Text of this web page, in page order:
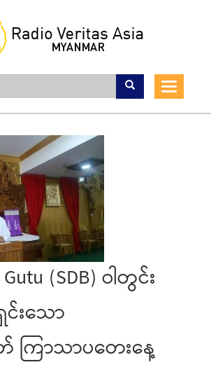
Toggle
(SDB) ဝါတွင်း
းသော
ြာသာပတေးနေ့